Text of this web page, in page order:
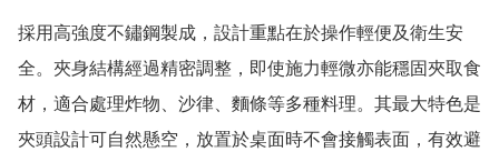
採用高強度不鏽鋼製成，設計重點在於操作輕便及衛生安
全。夾身結構經過精密調整，即使施力輕微亦能穩固夾取食
材，適合處理炸物、沙律、麵條等多種料理。其最大特色是
夾頭設計可自然懸空，放置於桌面時不會接觸表面，有效避